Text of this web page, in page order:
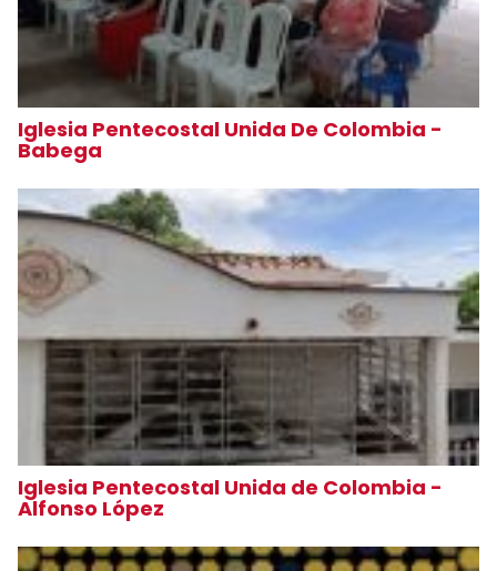
Iglesia Pentecostal Unida De Colombia -
Babega
Iglesia Pentecostal Unida de Colombia -
Alfonso López